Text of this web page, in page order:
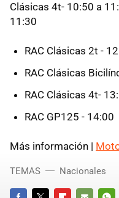
Clásicas 4t- 10:50 a
11:30
RAC Clásicas 2t -
RAC Clásicas
RAC Clásicas 4t-
RAC GP125 - 14:00
Más información |
TEMAS Nacionales